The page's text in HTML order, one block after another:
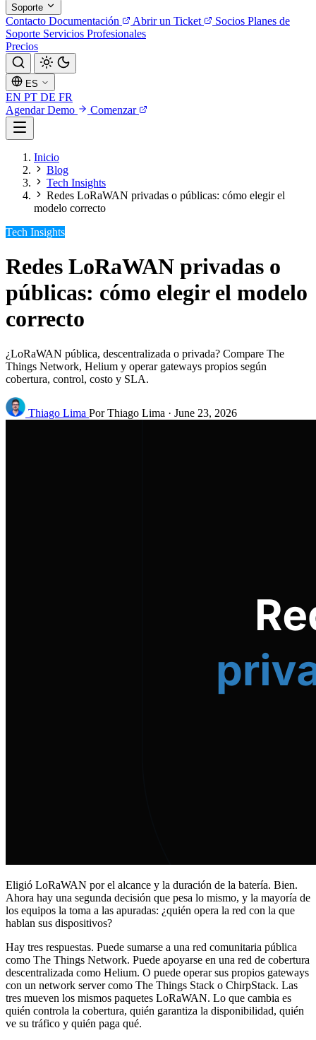
Soporte
Contacto Documentación Abrir un Ticket Socios Planes de
Soporte Servicios Profesionales
Precios
ES
EN PT DE FR
Agendar Demo
Comenzar
Inicio
Blog
Tech Insights
Redes LoRaWAN privadas o públicas: cómo elegir el
modelo correcto
Tech Insights
Redes LoRaWAN privadas o
públicas: cómo elegir el modelo
correcto
¿LoRaWAN pública, descentralizada o privada? Compare The
Things Network, Helium y operar gateways propios según
cobertura, control, costo y SLA.
Thiago Lima Por Thiago Lima · June 23, 2026
Eligió LoRaWAN por el alcance y la duración de la batería. Bien.
Ahora hay una segunda decisión que pesa lo mismo, y la mayoría de
los equipos la toma a las apuradas: ¿quién opera la red con la que
hablan sus dispositivos?
Hay tres respuestas. Puede sumarse a una red comunitaria pública
como The Things Network. Puede apoyarse en una red de cobertura
descentralizada como Helium. O puede operar sus propios gateways
con un network server como The Things Stack o ChirpStack. Las
tres mueven los mismos paquetes LoRaWAN. Lo que cambia es
quién controla la cobertura, quién garantiza la disponibilidad, quién
ve su tráfico y quién paga qué.